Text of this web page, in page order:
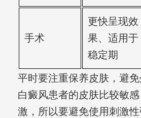
手术
更快呈现效
果、适用于
稳定期
平时要注重保养皮肤，避免
白癜风患者的皮肤比较敏
激，所以要避免使用刺激